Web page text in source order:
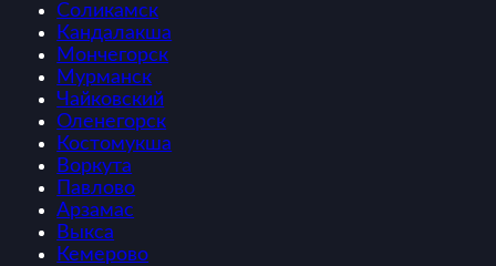
Соликамск
Кандалакша
Мончегорск
Мурманск
Чайковский
Оленегорск
Костомукша
Воркута
Павлово
Арзамас
Выкса
Кемерово